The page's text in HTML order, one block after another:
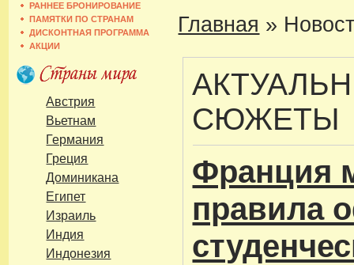
РАННЕЕ БРОНИРОВАНИЕ
ПАМЯТКИ ПО СТРАНАМ
ДИСКОНТНАЯ ПРОГРАММА
АКЦИИ
Австрия
Вьетнам
Германия
Греция
Доминикана
Египет
Израиль
Индия
Индонезия
Главная »
СЮЖЕТЫ
Франция
правила